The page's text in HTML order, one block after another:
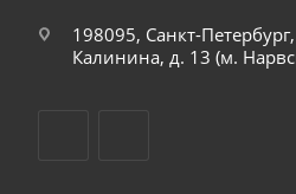
198095, Санкт-
Калинина, д. 13 (м.